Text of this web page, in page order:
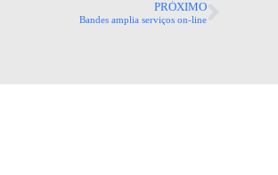
PRÓXIMO
Bandes amplia serviços on-line